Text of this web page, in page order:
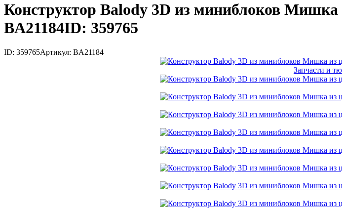
Конструктор Balody 3D из миниблоков Мишка
BA21184ID: 359765
ID: 359765Артикул: BA21184
Запчасти и